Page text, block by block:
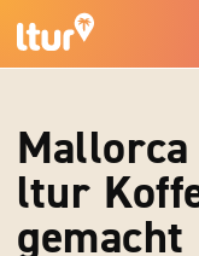
ltur
gemacht